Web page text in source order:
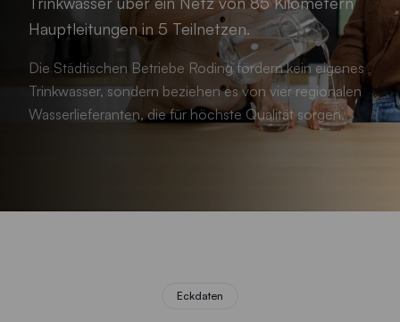
Hauptleitungen in 5 Teilnetzen.
Die Städtischen Betriebe Roding fördern kein eigenes
Trinkwasser, sondern beziehen es von vier regionalen
Wasserlieferanten, die für höchste Qualität sorgen.
Eckdaten